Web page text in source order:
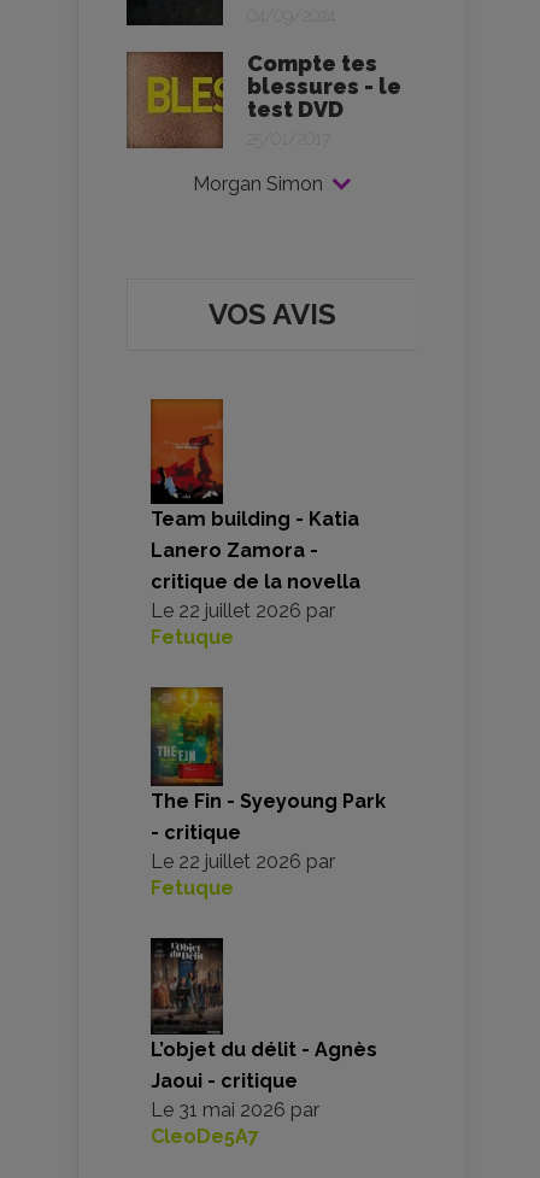
04/09/2024
Compte tes
blessures - le
test DVD
Morgan Simon
VOS AVIS
Team building - Katia
Lanero Zamora -
critique de la novella
Le 22 juillet 2026 par
Fetuque
The Fin - Syeyoung Park
- critique
Le 22 juillet 2026 par
Fetuque
L’objet du délit - Agnès
Jaoui - critique
Le 31 mai 2026 par
CleoDe5A7